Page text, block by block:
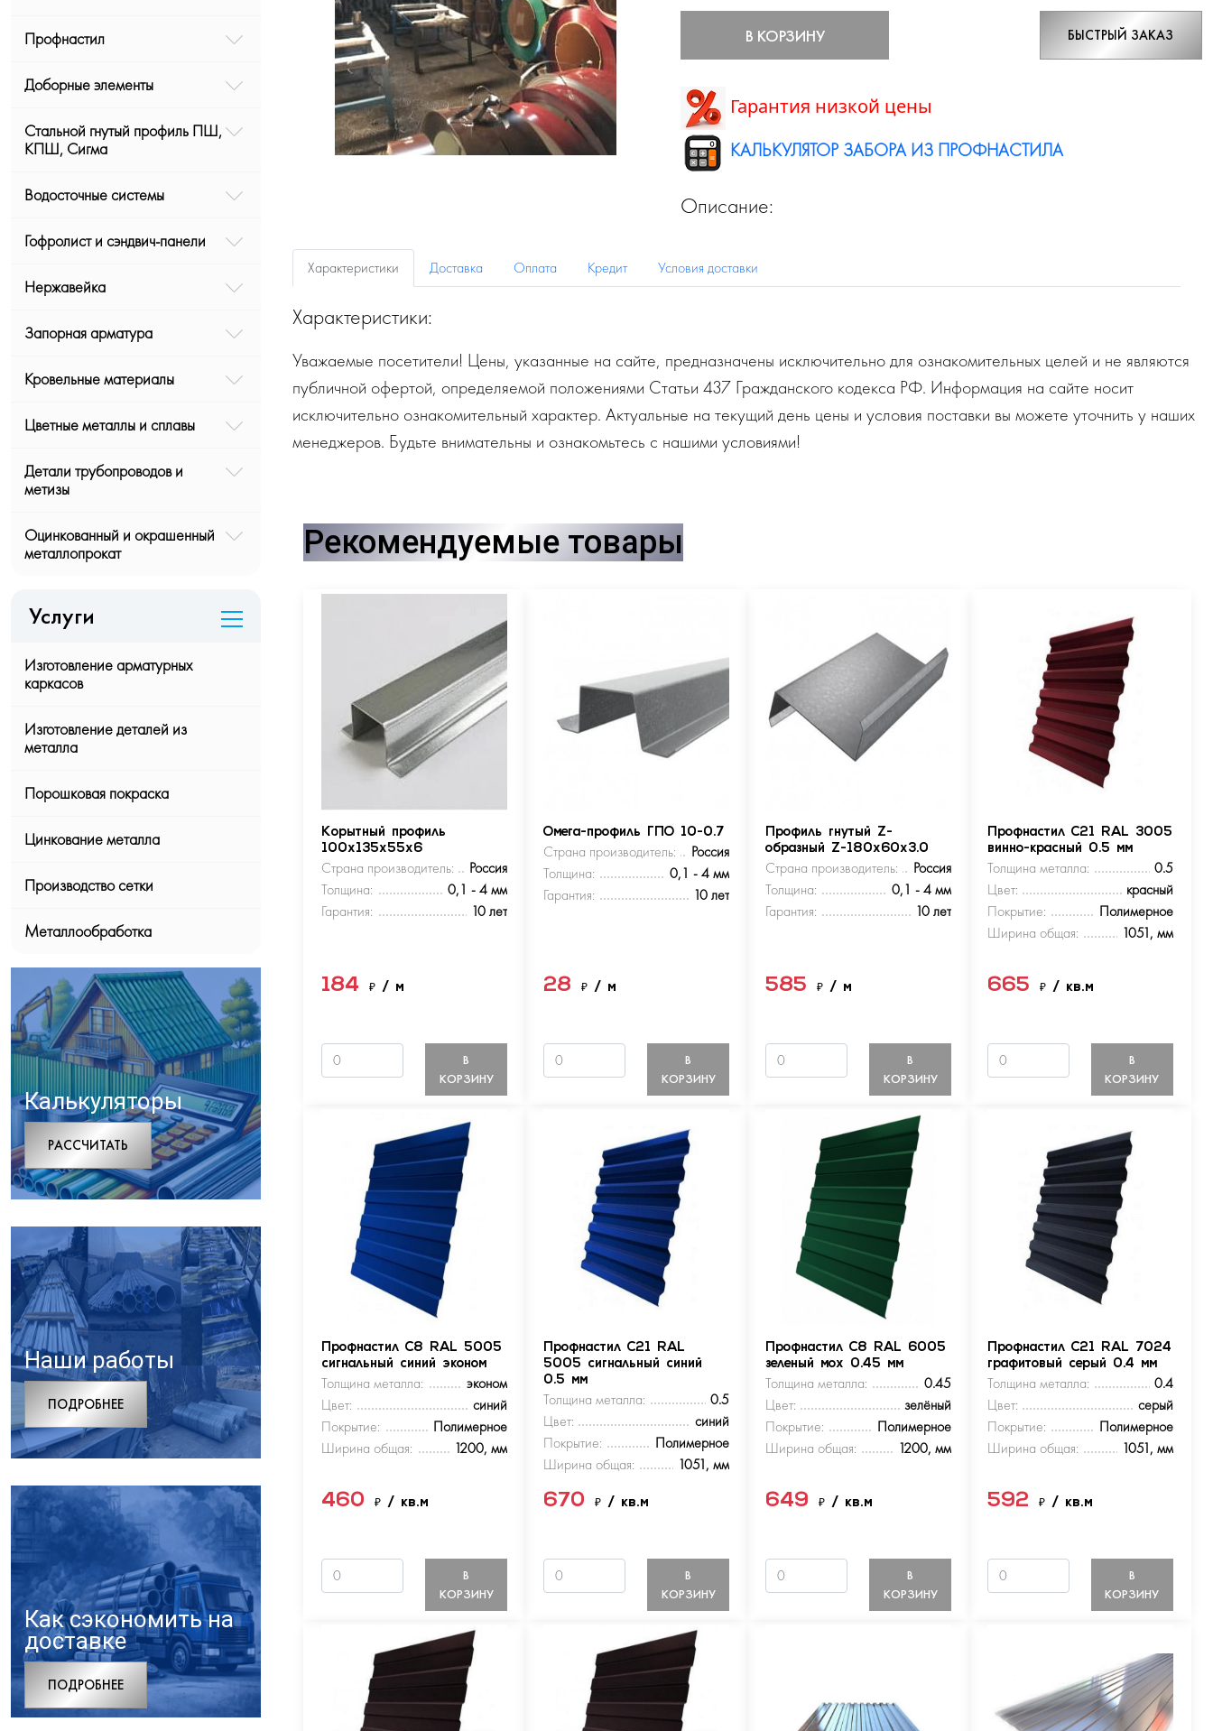
Профнастил
Доборные элементы
Стальной гнутый профиль ПШ,
КПШ, Сигма
Водосточные системы
Гофролист и сэндвич-панели
Нержавейка
Запорная арматура
Кровельные материалы
Цветные металлы и сплавы
Детали трубопроводов и
метизы
Оцинкованный и окрашенный
металлопрокат
Услуги
Изготовление арматурных
каркасов
Изготовление деталей из
металла
Порошковая покраска
Цинкование металла
Производство сетки
Металлообработка
Калькуляторы
РАCСЧИТАТЬ
Наши работы
ПОДРОБНЕЕ
Как сэкономить на
доставке
ПОДРОБНЕЕ
В КОРЗИНУ БЫСТРЫЙ ЗАКАЗ
Гарантия низкой цены
КАЛЬКУЛЯТОР ЗАБОРА ИЗ ПРОФНАСТИЛА
Описание:
Характеристики Доставка Оплата Кредит Условия доставки
Характеристики:
Уважаемые посетители! Цены, указанные на сайте, предназначены исключительно для ознакомительных целей и не являются
публичной офертой, определяемой положениями Статьи 437 Гражданского кодекса РФ. Информация на сайте носит
исключительно ознакомительный характер. Актуальные на текущий день цены и условия поставки вы можете уточнить у наших
менеджеров. Будьте внимательны и ознакомьтесь с нашими условиями!
Рекомендуемые товары
Корытный профиль
100х135х55х6
Страна производитель:
Россия
Толщина:
0,1 - 4 мм
Гарантия:
10 лет
184₽/ м
В
КОРЗИНУ
Омега-профиль ГПО 10-0.7
Страна производитель:
Россия
Толщина:
0,1 - 4 мм
Гарантия:
10 лет
28₽/ м
В
КОРЗИНУ
Профиль гнутый Z-
образный Z-180х60х3.0
Страна производитель:
Россия
Толщина:
0,1 - 4 мм
Гарантия:
10 лет
585₽/ м
В
КОРЗИНУ
Профнастил С21 RAL 3005
винно-красный 0.5 мм
Толщина металла:
0.5
Цвет:
красный
Покрытие:
Полимерное
Ширина общая:
1051, мм
665 ₽ / кв.м
В
КОРЗИНУ
Профнастил С8 RAL 5005
сигнальный синий эконом
Толщина металла:
эконом
Цвет:
синий
Покрытие:
Полимерное
Ширина общая:
1200, мм
460₽/ кв.м
В
КОРЗИНУ
Профнастил С21 RAL
5005 сигнальный синий
0.5 мм
Толщина металла:
0.5
Цвет:
синий
Покрытие:
Полимерное
Ширина общая:
1051, мм
670₽/ кв.м
В
КОРЗИНУ
Профнастил С8 RAL 6005
зеленый мох 0.45 мм
Толщина металла:
0.45
Цвет:
зелёный
Покрытие:
Полимерное
Ширина общая:
1200, мм
649₽/ кв.м
В
КОРЗИНУ
Профнастил С21 RAL 7024
графитовый серый 0.4 мм
Толщина металла:
0.4
Цвет:
серый
Покрытие:
Полимерное
Ширина общая:
1051, мм
592 ₽ / кв.м
В
КОРЗИНУ